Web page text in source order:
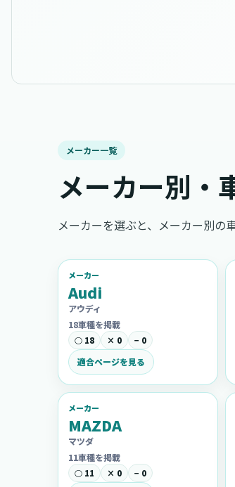
メーカー一覧
メーカー別・
メーカーを選ぶと、メーカー別の
メーカー
Audi
アウディ
18車種を掲載
○ 18 × 0 − 0
適合ページを見る
メーカー
MAZDA
マツダ
11車種を掲載
○ 11 × 0 − 0